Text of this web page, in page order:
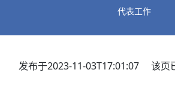
代表工作
发布于2023-11-03T17:01:07 该页